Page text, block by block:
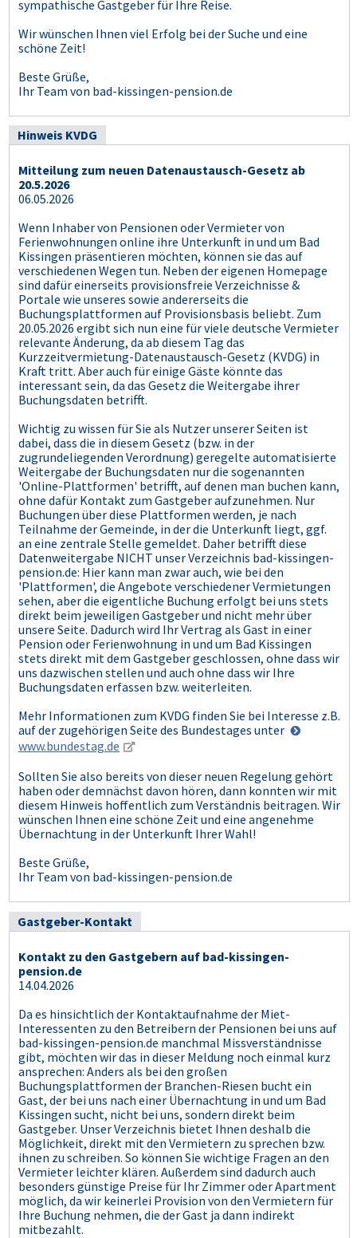
sympathische Gastgeber für Ihre Reise.
Wir wünschen Ihnen viel Erfolg bei der Suche und eine
schöne Zeit!
Beste Grüße,
Ihr Team von bad-kissingen-pension.de
Hinweis KVDG
Mitteilung zum neuen Datenaustausch-Gesetz ab
20.5.2026
06.05.2026
Wenn Inhaber von Pensionen oder Vermieter von
Ferienwohnungen online ihre Unterkunft in und um Bad
Kissingen präsentieren möchten, können sie das auf
verschiedenen Wegen tun. Neben der eigenen Homepage
sind dafür einerseits provisionsfreie Verzeichnisse &
Portale wie unseres sowie andererseits die
Buchungsplattformen auf Provisionsbasis beliebt. Zum
20.05.2026 ergibt sich nun eine für viele deutsche Vermieter
relevante Änderung, da ab diesem Tag das
Kurzzeitvermietung-Datenaustausch-Gesetz (KVDG) in
Kraft tritt. Aber auch für einige Gäste könnte das
interessant sein, da das Gesetz die Weitergabe ihrer
Buchungsdaten betrifft.
Wichtig zu wissen für Sie als Nutzer unserer Seiten ist
dabei, dass die in diesem Gesetz (bzw. in der
zugrundeliegenden Verordnung) geregelte automatisierte
Weitergabe der Buchungsdaten nur die sogenannten
'Online-Plattformen' betrifft, auf denen man buchen kann,
ohne dafür Kontakt zum Gastgeber aufzunehmen. Nur
Buchungen über diese Plattformen werden, je nach
Teilnahme der Gemeinde, in der die Unterkunft liegt, ggf.
an eine zentrale Stelle gemeldet. Daher betrifft diese
Datenweitergabe NICHT unser Verzeichnis bad-kissingen-
pension.de: Hier kann man zwar auch, wie bei den
'Plattformen', die Angebote verschiedener Vermietungen
sehen, aber die eigentliche Buchung erfolgt bei uns stets
direkt beim jeweiligen Gastgeber und nicht mehr über
unsere Seite. Dadurch wird Ihr Vertrag als Gast in einer
Pension oder Ferienwohnung in und um Bad Kissingen
stets direkt mit dem Gastgeber geschlossen, ohne dass wir
uns dazwischen stellen und auch ohne dass wir Ihre
Buchungsdaten erfassen bzw. weiterleiten.
Mehr Informationen zum KVDG finden Sie bei Interesse z.B.
auf der zugehörigen Seite des Bundestages unter
www.bundestag.de
Sollten Sie also bereits von dieser neuen Regelung gehört
haben oder demnächst davon hören, dann konnten wir mit
diesem Hinweis hoffentlich zum Verständnis beitragen. Wir
wünschen Ihnen eine schöne Zeit und eine angenehme
Übernachtung in der Unterkunft Ihrer Wahl!
Beste Grüße,
Ihr Team von bad-kissingen-pension.de
Gastgeber-Kontakt
Kontakt zu den Gastgebern auf bad-kissingen-
pension.de
14.04.2026
Da es hinsichtlich der Kontaktaufnahme der Miet-
Interessenten zu den Betreibern der Pensionen bei uns auf
bad-kissingen-pension.de manchmal Missverständnisse
gibt, möchten wir das in dieser Meldung noch einmal kurz
ansprechen: Anders als bei den großen
Buchungsplattformen der Branchen-Riesen bucht ein
Gast, der bei uns nach einer Übernachtung in und um Bad
Kissingen sucht, nicht bei uns, sondern direkt beim
Gastgeber. Unser Verzeichnis bietet Ihnen deshalb die
Möglichkeit, direkt mit den Vermietern zu sprechen bzw.
ihnen zu schreiben. So können Sie wichtige Fragen an den
Vermieter leichter klären. Außerdem sind dadurch auch
besonders günstige Preise für Ihr Zimmer oder Apartment
möglich, da wir keinerlei Provision von den Vermietern für
Ihre Buchung nehmen, die der Gast ja dann indirekt
mitbezahlt.